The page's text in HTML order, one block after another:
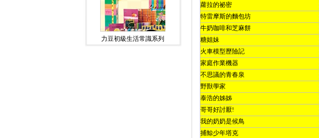
力豆初級生活常識系列
蘿拉的祕密
特雷摩斯的麵包坊
牛奶咖啡和芝麻餅
糖姐妹
火車模型歷險記
家庭作業機器
不思議的青春泉
野獸學家
泰浩的姊姊
哥哥好討厭!
我的奶奶是候鳥
捕鯨少年塔克